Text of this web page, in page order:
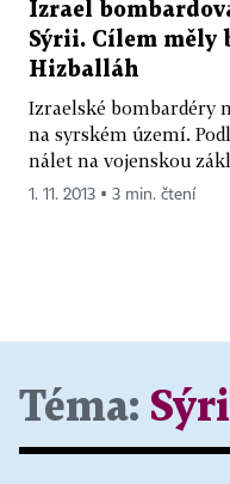
Izrael
Sýrii. Cílem měly
Hizballáh
Izraelské bombardéry
na syrském území.
nálet na vojenskou
1. 11. 2013 ▪ 3 min. čtení
Téma: